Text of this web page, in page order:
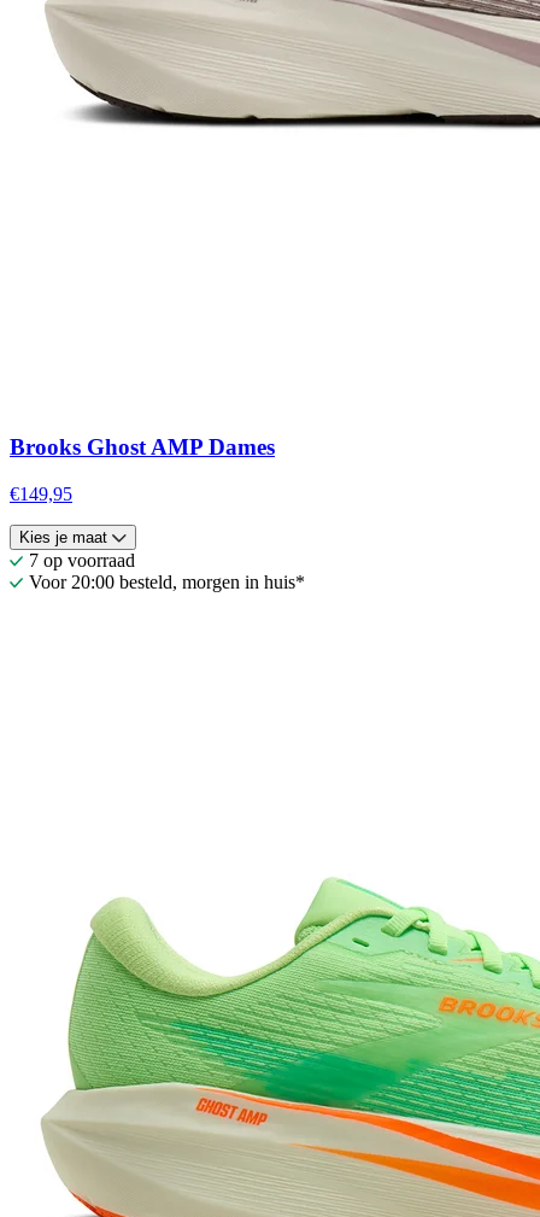
Brooks Ghost AMP Dames
€149,95
Kies je maat
7 op voorraad
Voor 20:00 besteld, morgen in huis*